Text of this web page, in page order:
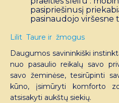
pasipriešinusį
pasinaudojo
Lilit Taure ir žmogus
Daugumos savininkiški
nuo pasaulio reikalų savo
savo žeminėse, tesirūpinti
kūno, įsimūryti komforto
atsisakyti aukštų siekių.